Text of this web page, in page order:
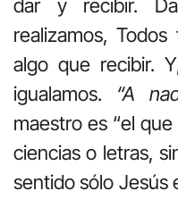
dar y recibir.
realizamos,
algo que recibir.
igualamos. “A
maestro es “el
ciencias o letras,
sentido sólo Jesús